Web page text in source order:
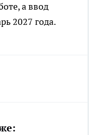
а ввод
2027 года.